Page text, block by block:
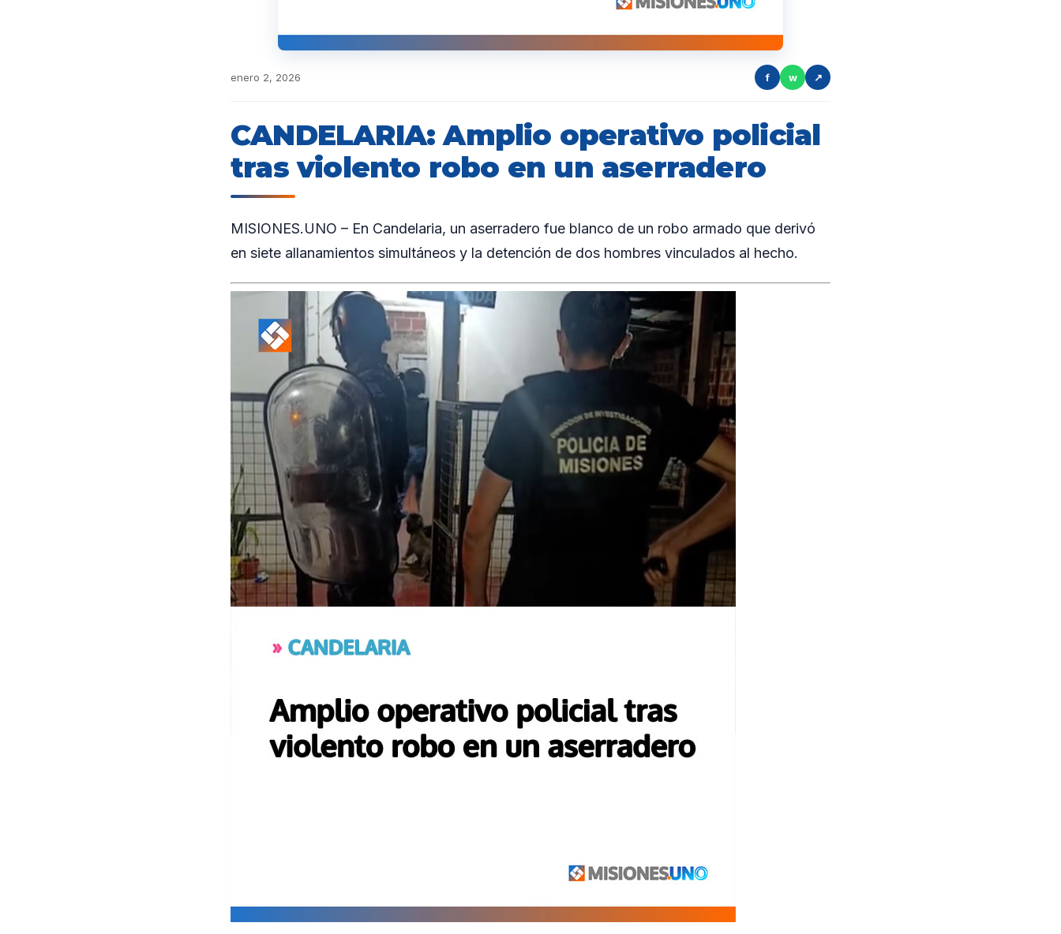
enero 2, 2026 f w ↗
CANDELARIA: Amplio operativo policial
tras violento robo en un aserradero
MISIONES.UNO – En Candelaria, un aserradero fue blanco de un robo armado que derivó
en siete allanamientos simultáneos y la detención de dos hombres vinculados al hecho.